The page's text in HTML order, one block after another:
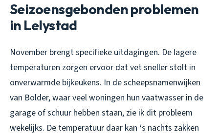
Seizoensgebonden problemen
in Lelystad
November brengt specifieke uitdagingen. De lagere
temperaturen zorgen ervoor dat vet sneller stolt in
onverwarmde bijkeukens. In de scheepsnamenwijken
van Bolder, waar veel woningen hun vaatwasser in de
garage of schuur hebben staan, zie ik dit probleem
wekelijks. De temperatuur daar kan ‘s nachts zakken